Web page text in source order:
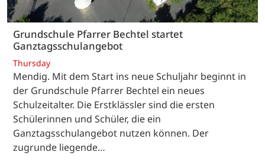
Grundschule Pfarrer Bechtel startet
Ganztagsschulangebot
Thursday
Mendig. Mit dem Start ins neue Schuljahr beginnt in
der Grundschule Pfarrer Bechtel ein neues
Schulzeitalter. Die Erstklässler sind die ersten
Schülerinnen und Schüler, die ein
Ganztagsschulangebot nutzen können. Der
zugrunde liegende…